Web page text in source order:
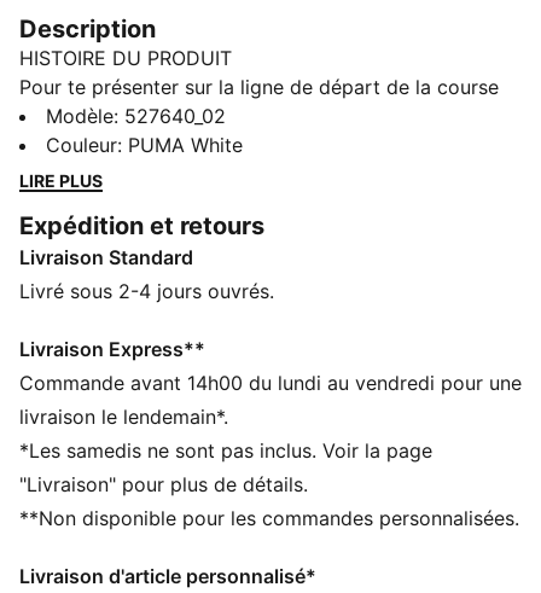
Description
HISTOIRE DU PRODUIT
Pour te présenter sur la ligne de départ de la course
fitness ultime, il te faut un équipement de pointe. La
collaboration PUMA x HYROX est de retour avec de
nouveaux modèles spécialement conçus pour les
événement HYROX ou que tu cherches à pulvériser ton
record personnel, chaque modèle de cette collection
est taillé pour encaisser l'intensité de cette
CARACTÉRISTIQUES + AVANTAGES
dryCELL : la technologie PUMA évacue l’humidité du
corps pour te protéger de la transpiration pendant tes
Confectionné avec un minimum de 30 % de matériaux
recyclés
DÉTAILS
Matériau principal : tissu côtelé
Modèle: 527640_02
Couleur: PUMA White
LIRE PLUS
Expédition et retours
Livraison Standard
Livré sous 2-4 jours ouvrés.
Livraison Express**
Commande avant 14h00 du lundi au vendredi pour une
livraison le lendemain*.
*Les samedis ne sont pas inclus. Voir la page
"Livraison" pour plus de détails.
**Non disponible pour les commandes personnalisées.
Livraison d'article personnalisé*